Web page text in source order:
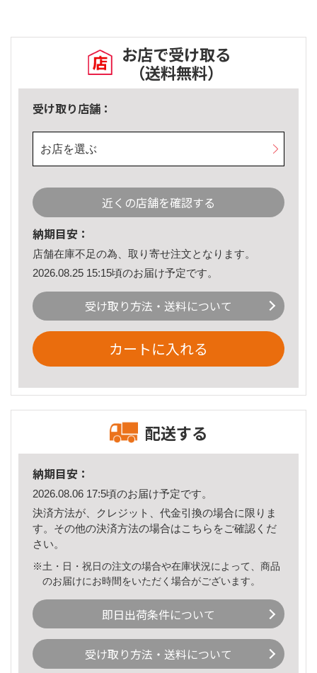
お店で受け取る
（送料無料）
受け取り店舗：
お店を選ぶ
近くの店舗を確認する
納期目安：
店舗在庫不足の為、取り寄せ注文となります。
2026.08.25 15:15頃のお届け予定です。
受け取り方法・送料について
カートに入れる
配送する
納期目安：
2026.08.06 17:5頃のお届け予定です。
決済方法が、クレジット、代金引換の場合に限りま
す。その他の決済方法の場合はこちら をご確認くだ
さい。
※土・日・祝日の注文の場合や在庫状況によって、商品
のお届けにお時間をいただく場合がございます。
即日出荷条件について
受け取り方法・送料について